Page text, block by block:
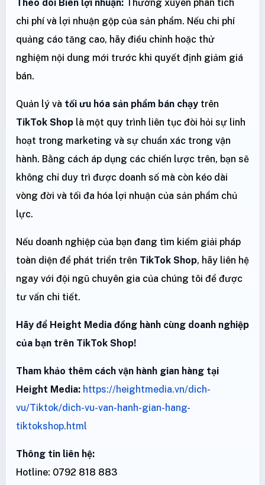
Theo dõi Biên lợi nhuận: Thường xuyên phân tích
chi phí và lợi nhuận gộp của sản phẩm. Nếu chi phí
quảng cáo tăng cao, hãy điều chỉnh hoặc thử
nghiệm nội dung mới trước khi quyết định giảm giá
bán.
Quản lý và tối ưu hóa sản phẩm bán chạy trên
TikTok Shop là một quy trình liên tục đòi hỏi sự linh
hoạt trong marketing và sự chuẩn xác trong vận
hành. Bằng cách áp dụng các chiến lược trên, bạn sẽ
không chỉ duy trì được doanh số mà còn kéo dài
vòng đời và tối đa hóa lợi nhuận của sản phẩm chủ
lực.
Nếu doanh nghiệp của bạn đang tìm kiếm giải pháp
toàn diện để phát triển trên TikTok Shop, hãy liên hệ
ngay với đội ngũ chuyên gia của chúng tôi để được
tư vấn chi tiết.
Hãy để Height Media đồng hành cùng doanh nghiệp
của bạn trên TikTok Shop!
Tham khảo thêm cách vận hành gian hàng tại
Height Media: https://heightmedia.vn/dich-
vu/Tiktok/dich-vu-van-hanh-gian-hang-
tiktokshop.html
Thông tin liên hệ:
Hotline: 0792 818 883